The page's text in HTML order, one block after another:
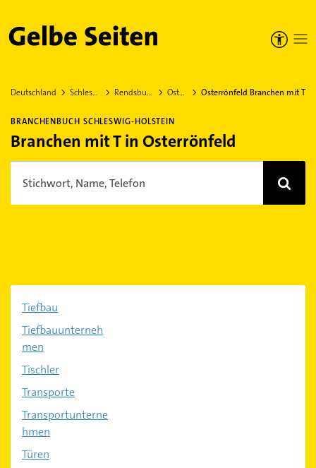
Gelbe Seiten
Deutschland Schleswig-Holstein Rendsburg-Eckernförde Osterrönfeld Osterrönfeld Branchen mit T
BRANCHENBUCH SCHLESWIG-HOLSTEIN
Branchen mit T in Osterrönfeld
Stichwort, Name, Telefon
Tiefbau
Tiefbauunterneh
men
Tischler
Transporte
Transportunterne
hmen
Türen